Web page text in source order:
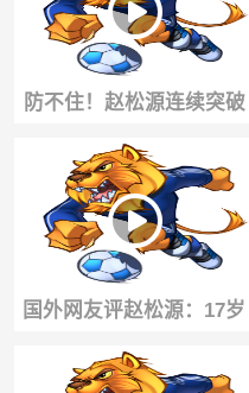
防不住！赵松源连续突破
后遭河床球员放翻
国外网友评赵松源：17岁
已经6英尺4英寸，他就是